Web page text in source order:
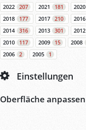
2022
207 2021 181 2020
2018
177 2017 210 2016
2014
316 2013 301 2012
2010
117 2009 15 2008
2006
2 2005 1
Einstellungen
Oberfläche anpassen